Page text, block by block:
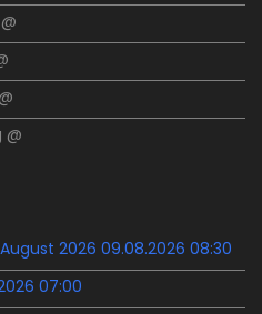
@
2026 09.08.2026 08:30
07:00